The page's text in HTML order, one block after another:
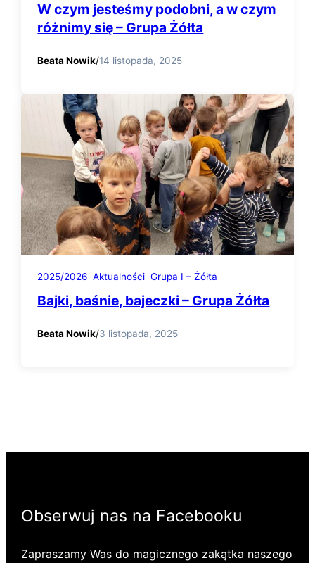
W czym jesteśmy podobni, a w czym
różnimy się – Grupa Żółta
Beata Nowik/14 listopada, 2025
2025/2026 Aktualności Grupa I – Żółta
Bajki, baśnie, bajeczki – Grupa Żółta
Beata Nowik/3 listopada, 2025
Obserwuj nas na Facebooku
Zapraszamy Was do magicznego zakątka naszego